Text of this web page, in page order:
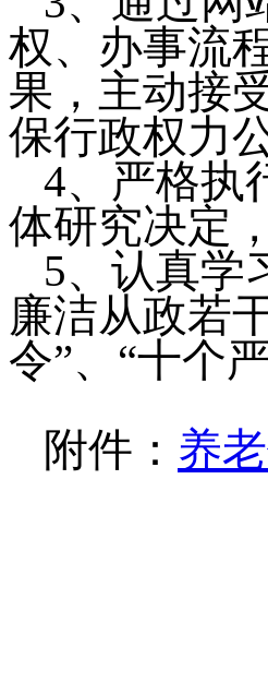
权、办事流
果，主动接
保行政权力
4、严格执
体研究决定
5、认真学
廉洁从政若
令”、“十个严
附件： 养